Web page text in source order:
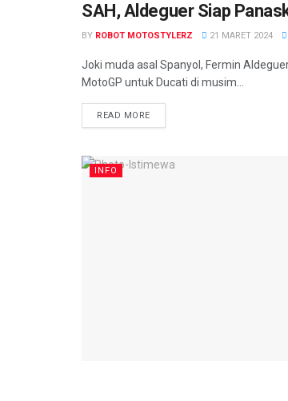
INFO MANCA
SAH, Aldeguer Siap
BY ROBOT MOTOSTYLERZ 21 MARET 2024
Joki muda asal Spanyol, Fermin
MotoGP untuk Ducati di musim...
READ MORE
INFO